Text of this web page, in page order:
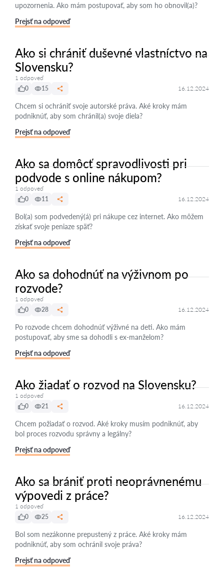
upozornenia. Ako mám postupovať, aby som ho obnovil(a)?
Prejsť na odpoveď
Ako si chrániť duševné vlastníctvo na
Slovensku?
1 odpoveď
0
15 16.12.2024
Chcem si ochrániť svoje autorské práva. Aké kroky mám
podniknúť, aby som chránil(a) svoje diela?
Prejsť na odpoveď
Ako sa domôcť spravodlivosti pri
podvode s online nákupom?
1 odpoveď
0
11 16.12.2024
Bol(a) som podvedený(á) pri nákupe cez internet. Ako môžem
získať svoje peniaze späť?
Prejsť na odpoveď
Ako sa dohodnúť na výživnom po
rozvode?
1 odpoveď
0
28 16.12.2024
Po rozvode chcem dohodnúť výživné na deti. Ako mám
postupovať, aby sme sa dohodli s ex-manželom?
Prejsť na odpoveď
Ako žiadať o rozvod na Slovensku?
1 odpoveď
0
21 16.12.2024
Chcem požiadať o rozvod. Aké kroky musím podniknúť, aby
bol proces rozvodu správny a legálny?
Prejsť na odpoveď
Ako sa brániť proti neoprávnenému
výpovedi z práce?
1 odpoveď
0
25 16.12.2024
Bol som nezákonne prepustený z práce. Aké kroky mám
podniknúť, aby som ochránil svoje práva?
Prejsť na odpoveď